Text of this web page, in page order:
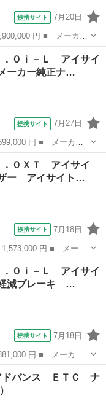
提携サイト 7月20日
レード名： ＳＴＩ
４ＷＤ ドライブレコ
．０ｉ－Ｌ アイサイ
ーカー純正ナ…
提携サイト 7月27日
レード名： ２．０
純正ナビ／バックカ
．０ＸＴ アイサイ
ー アイサイト…
提携サイト 7月18日
グレード名： ２．
イサイト Ｂモニタ
．０ｉ－Ｌ アイサイ
減ブレーキ …
提携サイト 7月18日
レード名： ２．０
ーキ レーンキープ
ドバンス ＥＴＣ ナ